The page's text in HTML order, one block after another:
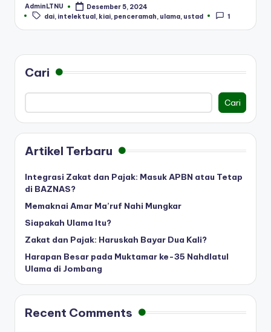
Posted
by
AdminLTNU Desember 5, 2024
Tags:
dai intelektual kiai penceramah ulama ustad 1
Cari
Cari
Artikel Terbaru
Integrasi Zakat dan Pajak: Masuk APBN atau Tetap
di BAZNAS?
Memaknai Amar Ma’ruf Nahi Mungkar
Siapakah Ulama Itu?
Zakat dan Pajak: Haruskah Bayar Dua Kali?
Harapan Besar pada Muktamar ke-35 Nahdlatul
Ulama di Jombang
Recent Comments